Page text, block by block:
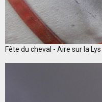
Fête du cheval - Aire sur la Lys